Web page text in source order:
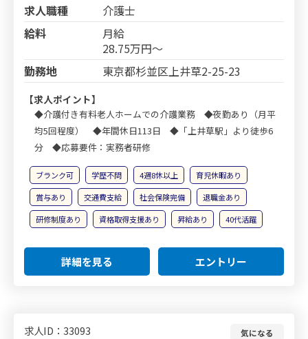
求人職種
介護士
給料
月給
28.75万円～
勤務地
東京都杉並区上井草2-25-23
【求人ポイント】
◆介護付き有料老人ホームでの介護業務 ◆夜勤あり（月平
均5回程度） ◆年間休日113日 ◆「上井草駅」より徒歩6
分 ◆応募要件：実務者研修
ブランク可 学歴不問 4週8休以上
育児休暇あり
賞与あり
交通費支給 社会保険完備
退職金あり
研修制度あり
資格取得支援あり 昇給あり 40代活躍
詳細を見る エントリー
求人ID：33093
気になる